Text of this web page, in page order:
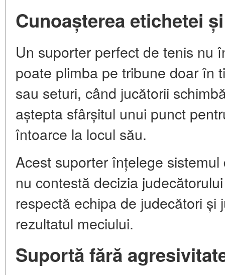
Cunoașterea etichetei
Un suporter perfect de tenis nu
poate plimba pe tribune doar în
sau seturi, când jucătorii
aștepta sfârșitul unui punct
întoarce la locul său.
Acest suporter înțelege
nu contestă decizia
respectă echipa de judecători și
rezultatul meciului.
Suportă fără